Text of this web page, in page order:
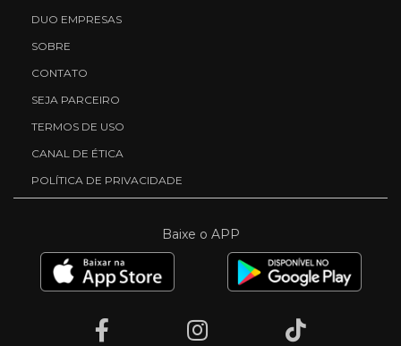
DUO EMPRESAS
SOBRE
CONTATO
SEJA PARCEIRO
TERMOS DE USO
CANAL DE ÉTICA
POLÍTICA DE PRIVACIDADE
Baixe o APP